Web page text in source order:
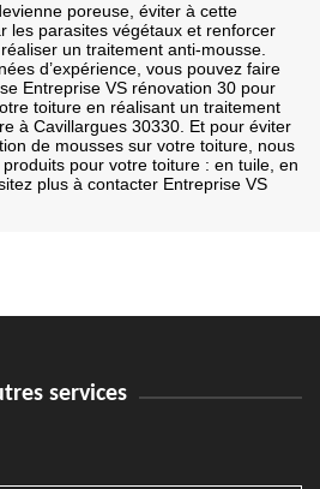
poreuse, éviter à cette
les parasites végétaux et renforcer
un traitement anti-mousse.
d’expérience, vous pouvez faire
Entreprise VS rénovation 30 pour
toiture en réalisant un traitement
à Cavillargues 30330. Et pour éviter
de mousses sur votre toiture, nous
pour votre toiture : en tuile, en
plus à contacter Entreprise VS
services